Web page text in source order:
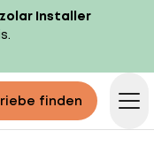
zolar Installer
finden